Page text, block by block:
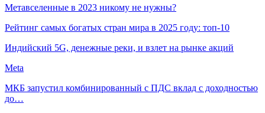
Метавселенные в 2023 никому не нужны?
Рейтинг самых богатых стран мира в 2025 году: топ-10
Индийский 5G, денежные реки, и взлет на рынке акций
Meta
МКБ запустил комбинированный с ПДС вклад с доходностью
до…